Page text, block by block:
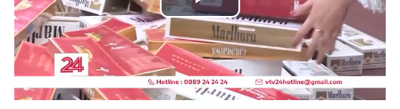
Play
Video